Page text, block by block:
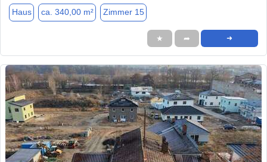
Haus ca. 340,00 m² Zimmer 15
★ ➦ ➜